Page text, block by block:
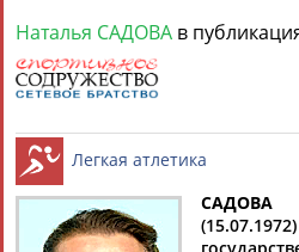
Найдено: 13181
Аслаудин
Елена
Наталья САДОВА в
САДОВА